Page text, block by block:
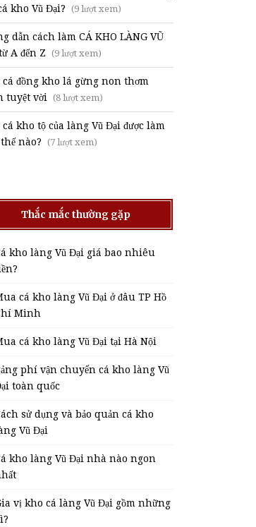
kho Vũ Đại?
(9 lượt xem)
dẫn cách làm CÁ KHO LÀNG VŨ
A đến Z (9 lượt xem)
cá đồng kho lá gừng non thơm
tuyệt vời
(8 lượt xem)
kho tộ của làng Vũ Đại được làm
nào?
(7 lượt xem)
Thắc mắc thường gặp
kho làng Vũ Đại giá bao nhiêu
cá kho làng Vũ Đại ở đâu TP Hồ
Minh
cá kho làng Vũ Đại tại Hà Nội
phí vận chuyển cá kho làng Vũ
toàn quốc
sử dụng và bảo quản cá kho
Vũ Đại
kho làng Vũ Đại nhà nào ngon
vị kho cá làng Vũ Đại gồm những